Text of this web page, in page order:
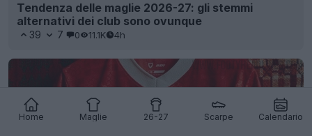
Home Maglie 26-27 Scarpe Calendario
Tendenza delle maglie 2026-27: gli stemmi
alternativi dei club sono ovunque
39 7 0 11.1K 4h